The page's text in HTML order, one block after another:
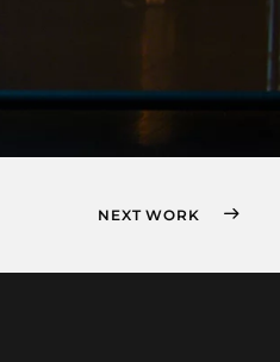
NEXT WORK